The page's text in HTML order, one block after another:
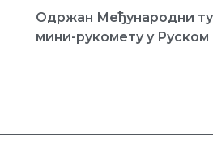
Одржан Међународни
мини-рукомету у Руском